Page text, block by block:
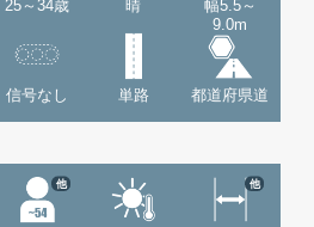
25～34歳 晴
幅5.5～
9.0m
信号なし 単路 都道府県道
他 他